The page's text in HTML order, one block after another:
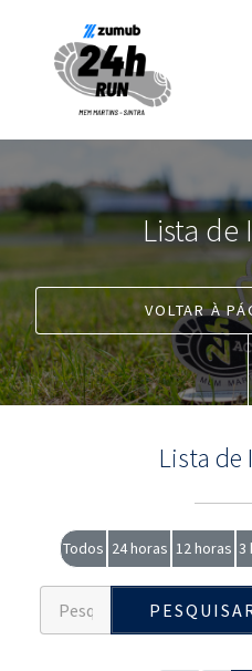
Lista de
VOLTAR À
Lista de
Todos 24 horas 12 horas 3